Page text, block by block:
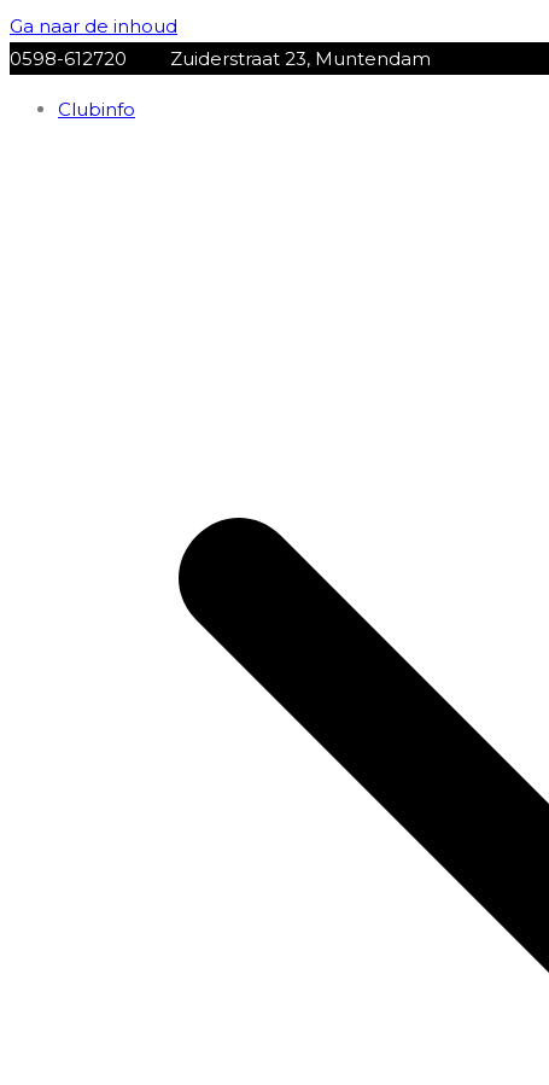
Ga naar de inhoud
0598-612720
Zuiderstraat 23, Muntendam
Clubinfo